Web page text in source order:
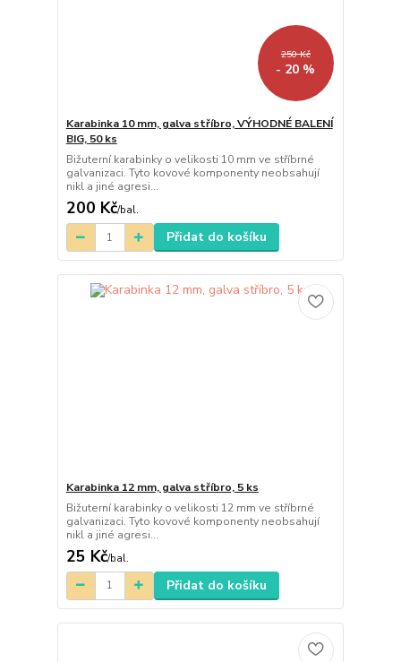
250 Kč
- 20 %
Karabinka 10 mm, galva stříbro, VÝHODNÉ BALENÍ
BIG, 50 ks
Bižuterní karabinky o velikosti 10 mm ve stříbrné
galvanizaci. Tyto kovové komponenty neobsahují
nikl a jiné agresi...
200 Kč/bal.
Přidat do košíku
Karabinka 12 mm, galva stříbro, 5 ks
Bižuterní karabinky o velikosti 12 mm ve stříbrné
galvanizaci. Tyto kovové komponenty neobsahují
nikl a jiné agresi...
25 Kč/bal.
Přidat do košíku